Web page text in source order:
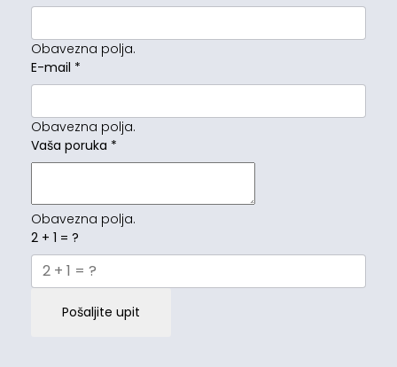
Obavezna polja.
E-mail *
Obavezna polja.
Vaša poruka *
Obavezna polja.
2 + 1 = ?
Pošaljite upit